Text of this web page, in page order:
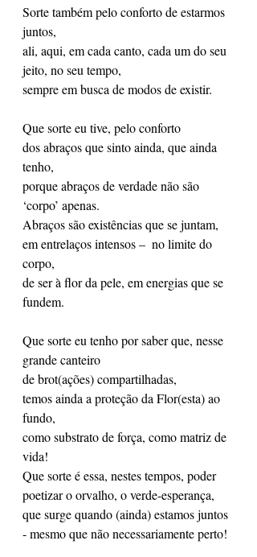
Sorte também pelo conforto de estarmos
juntos,
ali, aqui, em cada canto, cada um do seu
jeito, no seu tempo,
sempre em busca de modos de existir.
Que sorte eu tive, pelo conforto
dos abraços que sinto ainda, que ainda
tenho,
porque abraços de verdade não são
‘corpo’ apenas.
Abraços são existências que se juntam,
em entrelaços intensos –  no limite do
corpo,
de ser à flor da pele, em energias que se
fundem.
Que sorte eu tenho por saber que, nesse
grande canteiro
de brot(ações) compartilhadas,
temos ainda a proteção da Flor(esta) ao
fundo,
como substrato de força, como matriz de
vida!
Que sorte é essa, nestes tempos, poder
poetizar o orvalho, o verde-esperança,
que surge quando (ainda) estamos juntos
- mesmo que não necessariamente perto!